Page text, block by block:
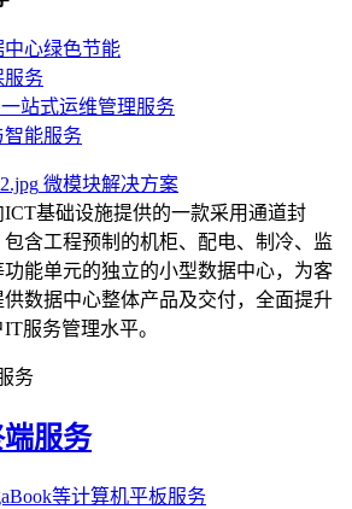
中心绿色节能
服务
站式运维管理服务
智能服务
微模块解决方案
ICT基础设施提供的一款采用通道封
包含工程预制的机柜、配电、制冷、监
功能单元的独立的小型数据中心，为客
供数据中心整体产品及交付，全面提升
服务管理水平。
务
服务
等计算机平板服务